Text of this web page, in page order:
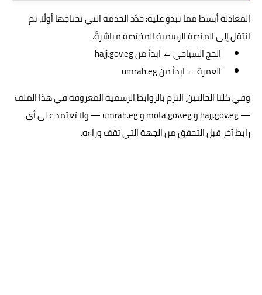
المعادلة أبسط مما تبدو عليه: حدّد الخدمة التي تحتاجها أولًا، ثم
انتقل إلى المنصة الرسمية المختصة مباشرةً.
الحج السياحي ← ابدأ من hajj.gov.eg
العمرة ← ابدأ من umrah.eg
وفي كلتا الحالتين، التزم بالروابط الرسمية المعروفة في هذا الملف
— hajj.gov.eg و mota.gov.eg و umrah.eg — ولا تعتمد على أي
رابط آخر قبل التحقق من الجهة التي تقف وراءه.